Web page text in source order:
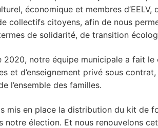
économique et membres d’EELV,
collectifs citoyens, afin de nous
de solidarité, de transition
2020, notre équipe municipale a fait
et d’enseignement privé sous
l’ensemble des familles.
mis en place la distribution du kit de
notre élection. Et nous renouvelons